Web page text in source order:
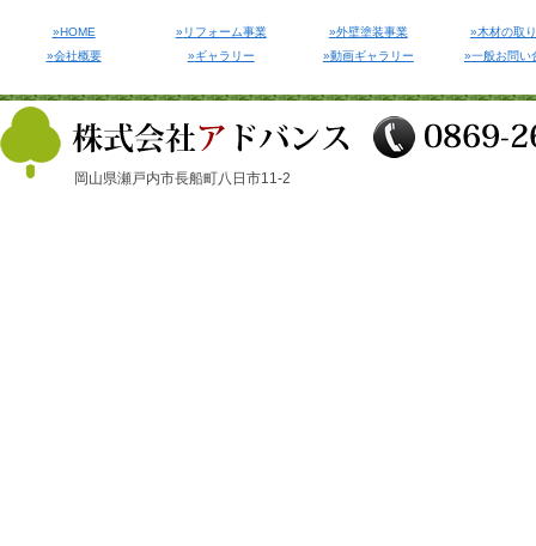
HOME リフォーム事業 外壁塗装事業
木材の取
会社概要
ギャラリー 動画ギャラリー 一般お問い
岡山県瀬戸内市長船町八日市11-2